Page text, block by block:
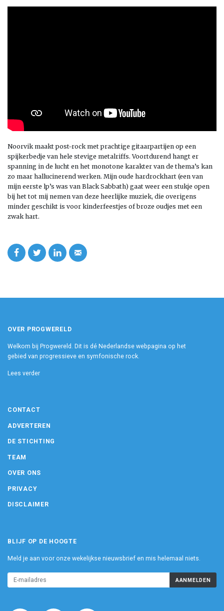
Noorvik maakt post-rock met prachtige gitaarpartijen op een
spijkerbedje van hele stevige metalriffs. Voortdurend hangt er
spanning in de lucht en het monotone karakter van de thema’s kan
zo maar hallucinerend werken. Mijn oude hardrockhart (een van
mijn eerste lp’s was van Black Sabbath) gaat weer een stukje open
bij het tot mij nemen van deze heerlijke muziek, die overigens
minder geschikt is voor kinderfeestjes of broze oudjes met een
zwak hart.
OVER PROGWERELD
Welkom bij Progwereld. Dit is dé Nederlandse webpagina op het
gebied van progressieve en symfonische rock.
Lees verder
CONTACT
ADVERTEREN
DE STICHTING
TEAM
OVER ONS
PRIVACY
DISCLAIMER
BLIJF OP DE HOOGTE
Meld je aan voor onze wekelijkse nieuwsbrief en mis helemaal niets.
AANMELDEN